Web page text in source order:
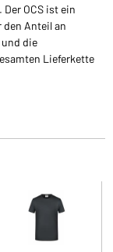
Der OCS ist ein
den Anteil an
die
Lieferkette